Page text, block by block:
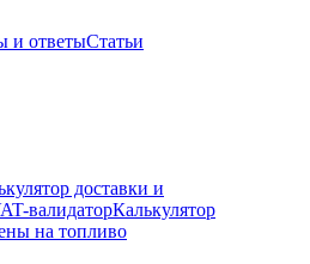
и ответыСтатьи
доставки и
валидаторКалькулятор
на топливо